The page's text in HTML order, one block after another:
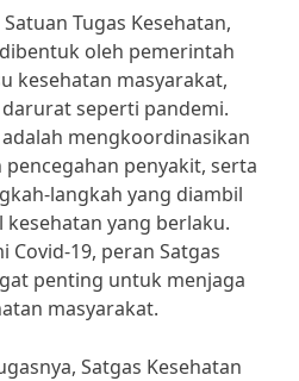
Tugas Kesehatan,
oleh pemerintah
kesehatan masyarakat,
seperti pandemi.
mengkoordinasikan
penyakit, serta
langkah yang diambil
yang berlaku.
Covid-19, peran Satgas
penting untuk menjaga
masyarakat.
Satgas Kesehatan